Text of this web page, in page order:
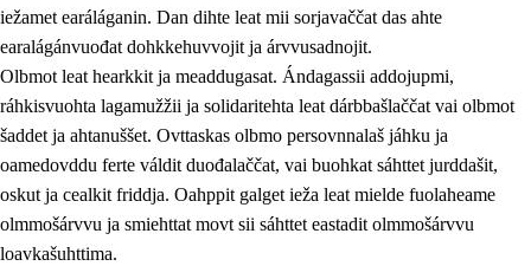
iežamet earáláganin. Dan dihte leat mii sorjavaččat das ahte
earalágánvuođat dohkkehuvvojit ja árvvusadnojit.
Olbmot leat hearkkit ja meaddugasat. Ándagassii addojupmi,
ráhkisvuohta lagamužžii ja solidaritehta leat dárbbašlaččat vai olbmot
šaddet ja ahtanuššet. Ovttaskas olbmo persovnnalaš jáhku ja
oamedovddu ferte váldit duođalaččat, vai buohkat sáhttet jurddašit,
oskut ja cealkit friddja. Oahppit galget ieža leat mielde fuolaheame
olmmošárvvu ja smiehttat movt sii sáhttet eastadit olmmošárvvu
loavkašuhttima.